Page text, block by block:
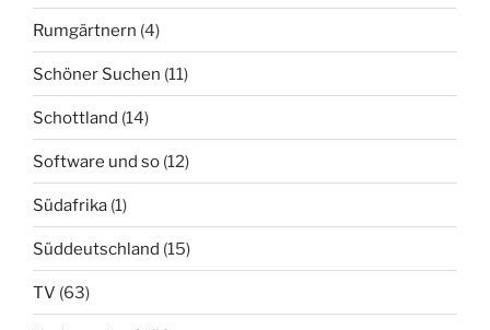
Rumgärtnern (4)
Schöner Suchen (11)
Schottland (14)
Software und so (12)
Südafrika (1)
Süddeutschland (15)
TV (63)